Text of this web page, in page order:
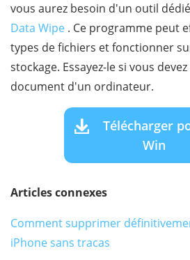
vous aurez besoin d'un outil
Data Wipe . Ce programme peut
types de fichiers et fonctionner
stockage. Essayez-le si vous
document d'un ordinateur.
Télécharger
Win
Articles connexes
Comment supprimer
iPhone sans tracas